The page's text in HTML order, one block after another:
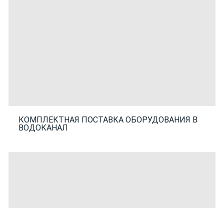
КОМПЛЕКТНАЯ ПОСТАВКА ОБОРУДОВАНИЯ В
ВОДОКАНАЛ